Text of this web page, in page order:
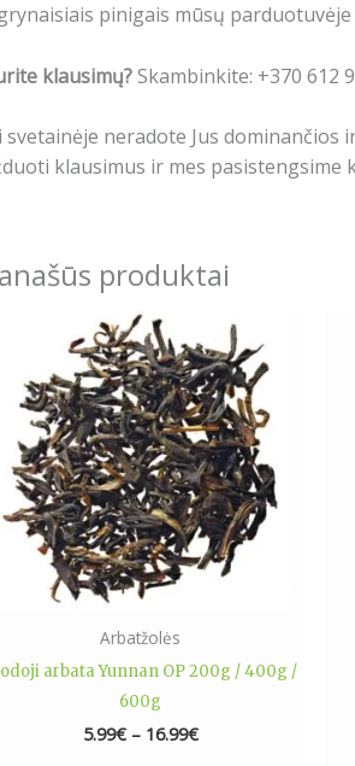
pinigais mūsų parduotuvėje
klausimų?Skambinkite: +370 612
svetainėje neradote Jus dominančios
klausimus ir mes pasistengsime
produktai
Arbatžolės
arbata Yunnan OP 200g / 400g /
600g
5.99€ – 16.99€
Price
range:
5.99€
through
16.99€
This
product
has
multiple
variants.
The
options
may
be
chosen
on
product
page